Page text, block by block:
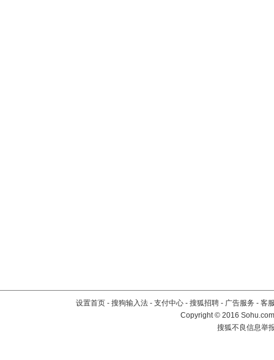
设置首页 - 搜狗输入法 - 支付中心 - 搜狐招聘 - 广告服务 - 客
Copyright©2016
搜狐不良信息举